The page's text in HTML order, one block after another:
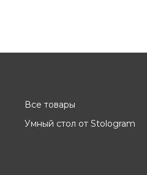
Все товары
Умный стол от Stologram